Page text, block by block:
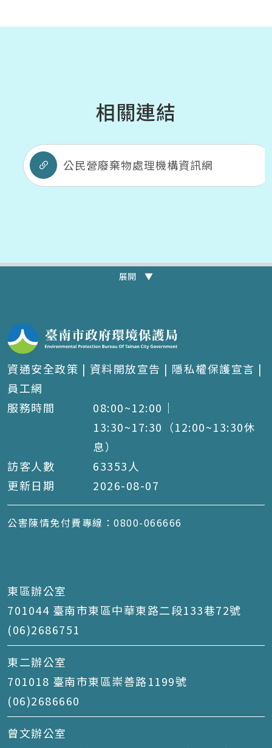
相關連結
公民營廢棄物處理機構資訊網
展開 ▼
資通安全政策 | 資料開放宣告 | 隱私權保護宣言 |
員工網
服務時間
08:00~12:00｜
13:30~17:30（12:00~13:30休
息）
訪客人數
63353 人
更新日期
2026-08-07
公害陳情免付費專線：0800-066666
東區辦公室
701044 臺南市東區中華東路二段133巷72號
(06)2686751
東二辦公室
701018 臺南市東區崇善路1199號
(06)2686660
曾文辦公室